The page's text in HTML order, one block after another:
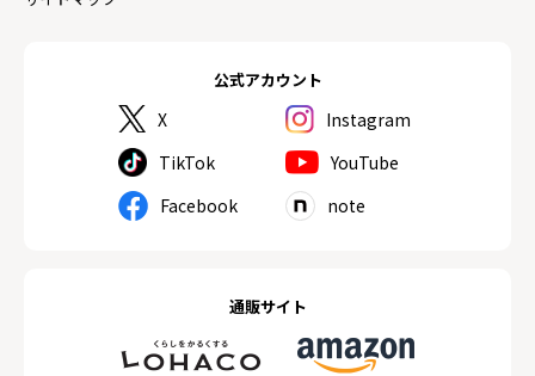
公式アカウント
X
Instagram
TikTok
YouTube
Facebook
note
通販サイト